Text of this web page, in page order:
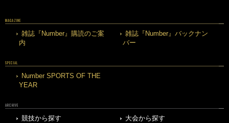
MAGAZINE
雑誌『Number』購読のご案
内
雑誌『Number』バックナン
バー
SPECIAL
Number SPORTS OF THE
YEAR
ARCHIVE
競技から探す
大会から探す